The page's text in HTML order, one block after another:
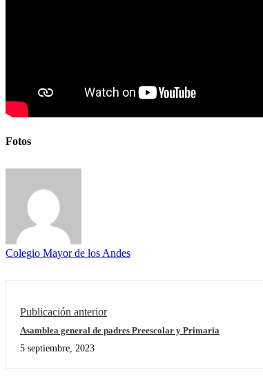
Fotos
Colegio Mayor de los Andes
Publicación anterior
Asamblea general de padres Preescolar y Primaria
5 septiembre, 2023